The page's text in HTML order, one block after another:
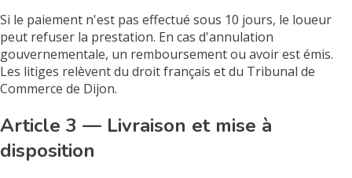
Si le paiement n'est pas effectué sous 10 jours, le loueur
peut refuser la prestation. En cas d'annulation
gouvernementale, un remboursement ou avoir est émis.
Les litiges relèvent du droit français et du Tribunal de
Commerce de Dijon.
Article 3 — Livraison et mise à
disposition